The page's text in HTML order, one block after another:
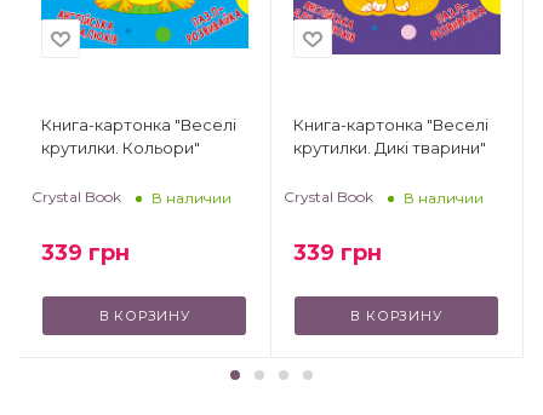
Книга-картонка "Веселі
крутилки. Кольори"
Crystal Book В наличии
339 грн
В КОРЗИНУ
Книга-картонка "Веселі
крутилки. Дикі тварини"
Crystal Book В наличии
339 грн
В КОРЗИНУ